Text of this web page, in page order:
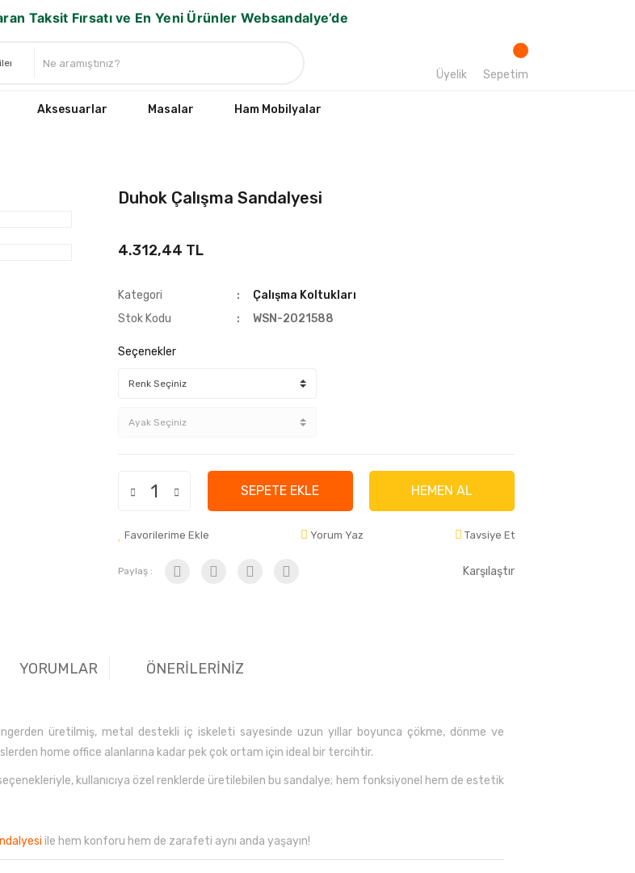
Taksit Fırsatı ve En Yeni Ürünler Websandalye’de
Üyelik Sepetim
Aksesuarlar Masalar Ham Mobilyalar
Duhok Çalışma Sandalyesi
4.312,44 TL
Kategori
Çalışma Koltukları
Stok Kodu
WSN-2021588
Seçenekler
SEPETE EKLE HEMEN AL
Favorilerime Ekle Yorum Yaz Tavsiye Et
Paylaş : Karşılaştır
YORUMLAR ÖNERİLERİNİZ
üretilmiş, metal destekli iç iskeleti sayesinde uzun yıllar boyunca çökme, dönme ve
home office alanlarına kadar pek çok ortam için ideal bir tercihtir.
kullanıcıya özel renklerde üretilebilen bu sandalye; hem fonksiyonel hem de estetik
ile hem konforu hem de zarafeti aynı anda yaşayın!